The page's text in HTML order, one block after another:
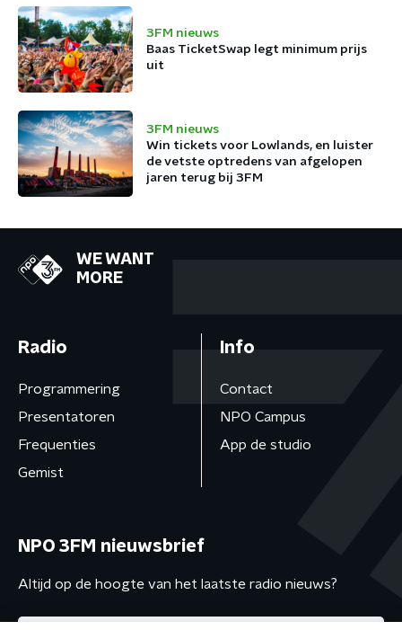
3FM nieuws
Baas TicketSwap legt minimum prijs
uit
3FM nieuws
Win tickets voor Lowlands, en luister
de vetste optredens van afgelopen
jaren terug bij 3FM
WE WANT
MORE
Radio
Programmering
Presentatoren
Frequenties
Gemist
Info
Contact
NPO Campus
App de studio
NPO 3FM nieuwsbrief
Altijd op de hoogte van het laatste radio nieuws?